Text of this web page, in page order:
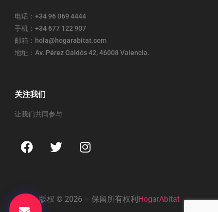
电话：+34 96 069 4444
手机：+34 677 122 907
邮箱：hola@hogarabitat.com
地址：Av. Pérez Galdós 42, 46008 Valencia.
关注我们
让我们共同参与
版权 © 2026 – 保留所有权利 HogarAbitat